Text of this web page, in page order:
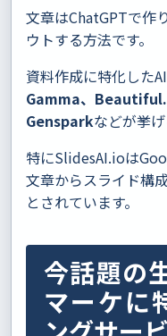
文章はChatGPTで作
ウトする方法です。
資料作成に特化した
Gamma、
Gensparkなどが挙げ
特にSlidesAI.ioは
文章からスライド構
とされています。
今話題の
マーケに